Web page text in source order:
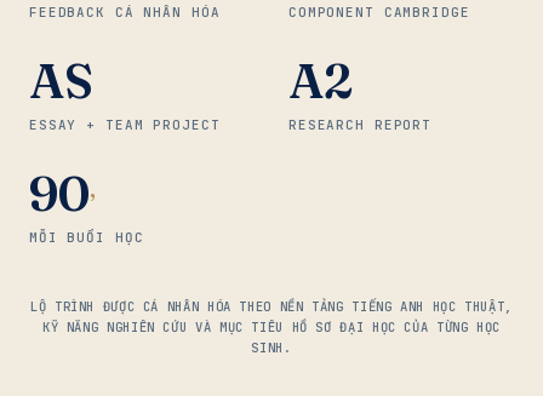
FEEDBACK CÁ NHÂN HÓA COMPONENT CAMBRIDGE
AS
ESSAY + TEAM PROJECT
A2
RESEARCH REPORT
90’
MỖI BUỔI HỌC
LỘ TRÌNH ĐƯỢC CÁ NHÂN HÓA THEO NỀN TẢNG TIẾNG ANH HỌC THUẬT,
KỸ NĂNG NGHIÊN CỨU VÀ MỤC TIÊU HỒ SƠ ĐẠI HỌC CỦA TỪNG HỌC
SINH.